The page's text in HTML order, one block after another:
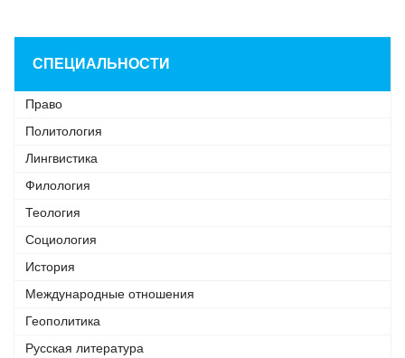
СПЕЦИАЛЬНОСТИ
Право
Политология
Лингвистика
Филология
Теология
Социология
История
Международные отношения
Геополитика
Русская литература